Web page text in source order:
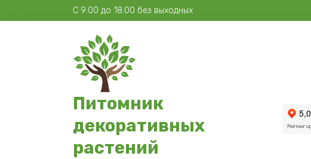
к
С 9:00 до 18:00 без выходных
Питомник
декоративных
растений